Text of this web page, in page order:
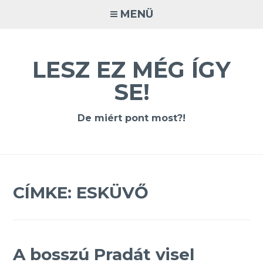
MENÜ
LESZ EZ MÉG ÍGY
SE!
De miért pont most?!
CÍMKE: ESKÜVŐ
A bosszú Pradát visel